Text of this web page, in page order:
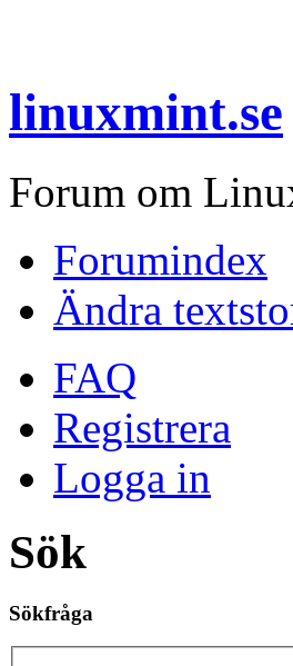
linuxmint.se
Forum om
Forumindex
Ändra
FAQ
Registrera
Logga in
Sök
Sökfråga